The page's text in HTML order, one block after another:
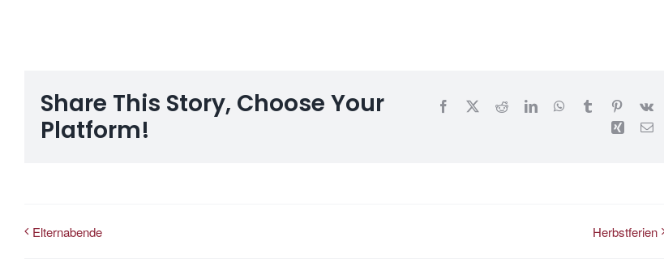
Share This Story, Choose Your
Platform!
Facebook RedditLinkedInWhatsApp
Tumblr Pinterest
Vk
Xing E-
Elternabende Herbstferien